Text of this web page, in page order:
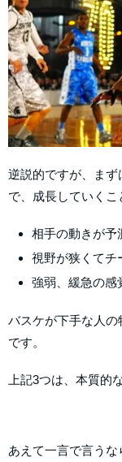
逆説的ですが、まず
で、成長していくこ
相手の動きが予
視野が狭くてチ
強弱、緩急の感
バスケが下手な人
です。
上記3つは、本質的
あえて一言で言うな